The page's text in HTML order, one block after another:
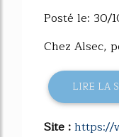
Posté le: 30/
Chez Alsec,
LIRE LA
Site :https://